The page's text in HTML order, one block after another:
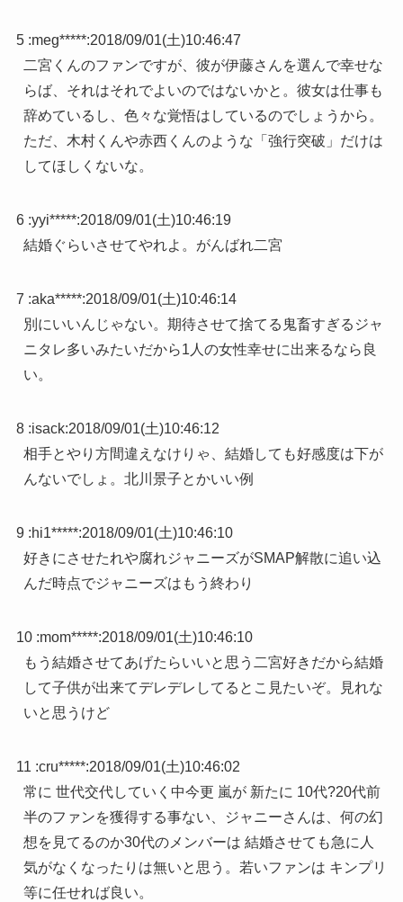
5 :meg*****:2018/09/01(土)10:46:47
二宮くんのファンですが、彼が伊藤さんを選んで幸せな
らば、それはそれでよいのではないかと。彼女は仕事も
辞めているし、色々な覚悟はしているのでしょうから。
ただ、木村くんや赤西くんのような「強行突破」だけは
してほしくないな。
6 :yyi*****:2018/09/01(土)10:46:19
結婚ぐらいさせてやれよ。がんばれ二宮
7 :aka*****:2018/09/01(土)10:46:14
別にいいんじゃない。期待させて捨てる鬼畜すぎるジャ
ニタレ多いみたいだから1人の女性幸せに出来るなら良
い。
8 :isack:2018/09/01(土)10:46:12
相手とやり方間違えなけりゃ、結婚しても好感度は下が
んないでしょ。北川景子とかいい例
9 :hi1*****:2018/09/01(土)10:46:10
好きにさせたれや腐れジャニーズがSMAP解散に追い込
んだ時点でジャニーズはもう終わり
10 :mom*****:2018/09/01(土)10:46:10
もう結婚させてあげたらいいと思う二宮好きだから結婚
して子供が出来てデレデレしてるとこ見たいぞ。見れな
いと思うけど
11 :cru*****:2018/09/01(土)10:46:02
常に 世代交代していく中今更 嵐が 新たに 10代?20代前
半のファンを獲得する事ない、ジャニーさんは、何の幻
想を見てるのか30代のメンバーは 結婚させても急に人
気がなくなったりは無いと思う。若いファンは キンプリ
等に任せれば良い。